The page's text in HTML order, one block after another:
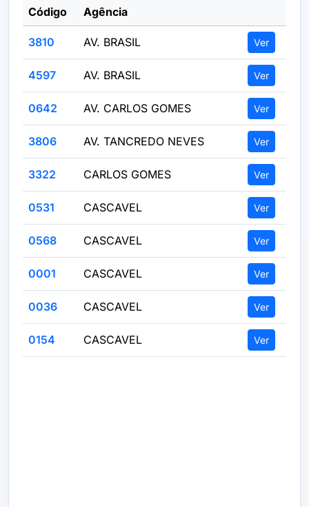
Código Agência
3810 AV. BRASIL Ver
4597 AV. BRASIL Ver
0642 AV. CARLOS GOMES Ver
3806 AV. TANCREDO NEVES Ver
3322 CARLOS GOMES Ver
0531 CASCAVEL Ver
0568 CASCAVEL Ver
0001 CASCAVEL Ver
0036 CASCAVEL Ver
0154 CASCAVEL Ver